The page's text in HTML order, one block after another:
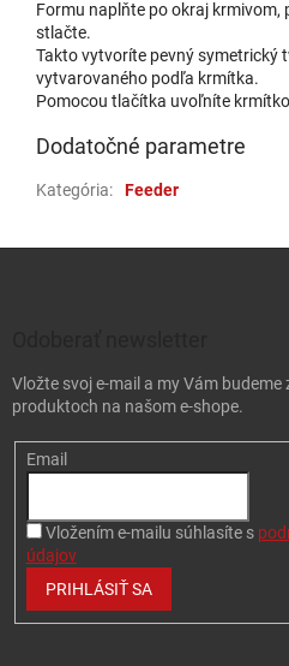
Formu naplňte po okraj krmivom,
stlačte.
Takto vytvoríte pevný symetrický
vytvarovaného podľa krmítka.
Pomocou tlačítka uvoľníte
Dodatočné parametre
Kategória: Feeder
Vložte svoj e-mail a my Vám
produktoch na našom e-shope.
Email
Vložením e-mailu súhlasíte s
údajov
PRIHLÁSIŤ SA